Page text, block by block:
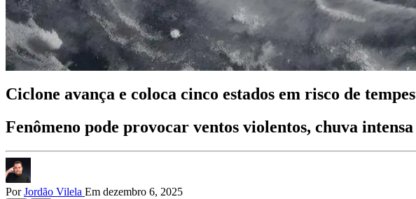
Ciclone avança e coloca cinco estados em risco de
Fenômeno pode provocar ventos violentos, chuva intensa
PorJordão Vilela Em dezembro 6, 2025